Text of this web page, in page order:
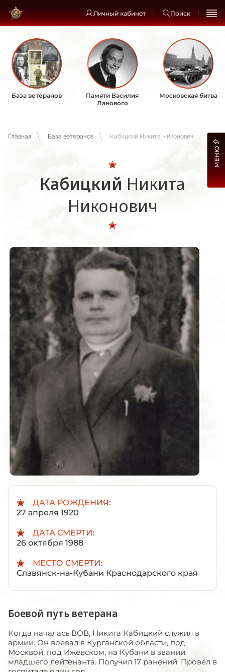
Личный кабинет Поиск
База ветеранов
Памяти Василия
Ланового
Московская битва
Главная База ветеранов Кабицкий Никита Никонович
Кабицкий Никита
Никонович
ДАТА РОЖДЕНИЯ:
27 апреля 1920
ДАТА СМЕРТИ:
26 октября 1988
МЕСТО СМЕРТИ:
Славянск-на-Кубани Краснодарского края
Боевой путь ветерана
Когда началась ВОВ, Никита Кабицкий служил в
армии. Он воевал в Курганской области, под
Москвой, под Ижевском, на Кубани в звании
младшего лейтенанта. Получил 17 ранений. Провёл в
МЕНЮ